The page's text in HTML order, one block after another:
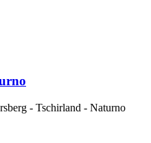
- Tschirland - Naturno